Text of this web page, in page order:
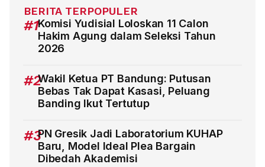
BERITA TERPOPULER
#1Komisi Yudisial Loloskan 11 Calon
Hakim Agung dalam Seleksi Tahun
2026
#2Wakil Ketua PT Bandung: Putusan
Bebas Tak Dapat Kasasi, Peluang
Banding Ikut Tertutup
#3PN Gresik Jadi Laboratorium KUHAP
Baru, Model Ideal Plea Bargain
Dibedah Akademisi